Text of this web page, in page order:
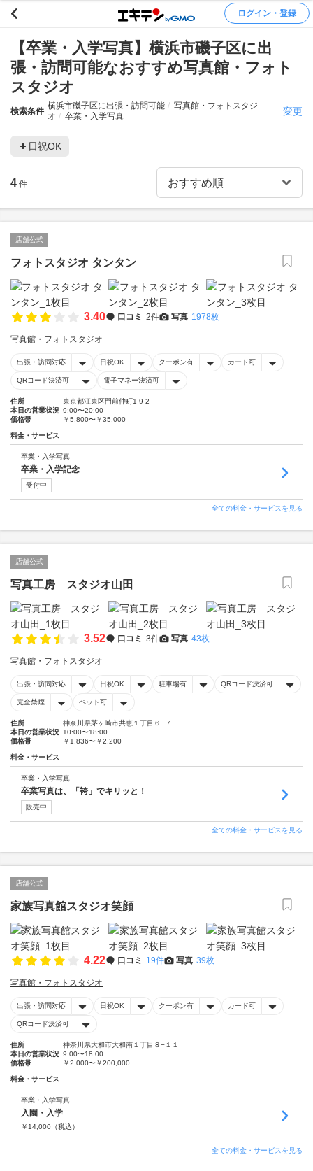
ログイン・登録
【卒業・入学写真】横浜市磯子区に出
張・訪問可能なおすすめ写真館・フォト
スタジオ
検索条件
横浜市磯子区に出張・訪問可能
写真館・フォトスタジ
オ
卒業・入学写真 変更
日祝OK
4 件
店舗公式
フォトスタジオ タンタン
3.40 口コミ 2件 写真 1978枚
写真館・フォトスタジオ
出張・訪問対応 日祝OK クーポン有 カード可
QRコード決済可 電子マネー決済可
住所
東京都江東区門前仲町1-9-2
本日の営業状況 9:00〜20:00
価格帯
￥5,800〜￥35,000
料金・サービス
卒業・入学写真
卒業・入学記念
受付中
全ての料金・サービスを見る
店舗公式
写真工房 スタジオ山田
3.52 口コミ 3件 写真 43枚
写真館・フォトスタジオ
出張・訪問対応 日祝OK 駐車場有 QRコード決済可
完全禁煙 ペット可
住所
神奈川県茅ヶ崎市共恵１丁目６−７
本日の営業状況 10:00〜18:00
価格帯
￥1,836〜￥2,200
料金・サービス
卒業・入学写真
卒業写真は、「袴」でキリッと！
販売中
全ての料金・サービスを見る
店舗公式
家族写真館スタジオ笑顔
4.22 口コミ 19件 写真 39枚
写真館・フォトスタジオ
出張・訪問対応 日祝OK クーポン有 カード可
QRコード決済可
住所
神奈川県大和市大和南１丁目８−１１
本日の営業状況 9:00〜18:00
価格帯
￥2,000〜￥200,000
料金・サービス
卒業・入学写真
入園・入学
￥ 14,000 （税込）
全ての料金・サービスを見る